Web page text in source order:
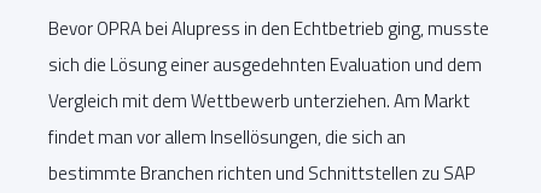
Bevor OPRA bei Alupress in den Echtbetrieb ging, musste
sich die Lösung einer ausgedehnten Evaluation und dem
Vergleich mit dem Wettbewerb unterziehen. Am Markt
findet man vor allem Insellösungen, die sich an
bestimmte Branchen richten und Schnittstellen zu SAP